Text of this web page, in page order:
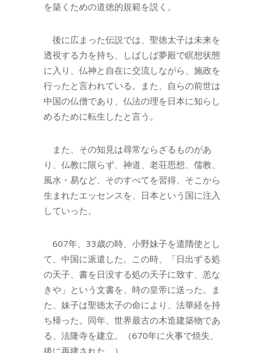
を築くための道徳的規範を説く。
後に広まった伝説では、聖徳太子は未来を
透視する力を持ち、しばしば夢殿で瞑想状態
に入り、仏神と自在に交流しながら、施政を
行ったと言われている。また、自らの前世は
中国の仏僧であり、仏法の理を日本に知らし
めるために転生したと言う。
また、その知見は尋常ならざるものがあ
り、仏教に限らず、神道、老荘思想、儒教、
風水・易など、そのすべてを習得、そこから
生まれたエッセンスを、日本という国に注入
していった。
607年、33歳の時、小野妹子を遣隋使とし
て、中国に派遣した。この時、「日出ずる処
の天子、書を日没する処の天子に致す、恙な
きや」という文書を、時の皇帝に送った。ま
た、妹子は聖徳太子の命により、法華経を持
ち帰った。同年、世界最古の木造建築物であ
る、法隆寺を建立。（670年に火事で焼失、